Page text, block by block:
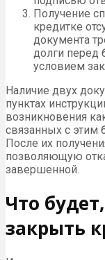
Получение
кредитке
документа
долги перед
условием
Наличие двух
пунктах
возникновения
связанных с этим
После их
позволяющую
завершенной.
Что
закрыть